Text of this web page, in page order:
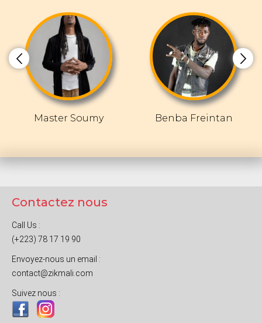
Master Soumy Benba Freintan
Contactez nous
Call Us :
(+223) 78 17 19 90
Envoyez-nous un email :
contact@zikmali.com
Suivez nous :